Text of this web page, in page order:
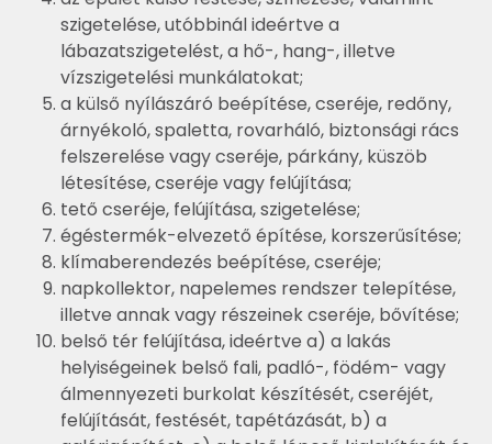
szigetelése, utóbbinál ideértve a
lábazatszigetelést, a hő-, hang-, illetve
vízszigetelési munkálatokat;
a külső nyílászáró beépítése, cseréje, redőny,
árnyékoló, spaletta, rovarháló, biztonsági rács
felszerelése vagy cseréje, párkány, küszöb
létesítése, cseréje vagy felújítása;
tető cseréje, felújítása, szigetelése;
égéstermék-elvezető építése, korszerűsítése;
klímaberendezés beépítése, cseréje;
napkollektor, napelemes rendszer telepítése,
illetve annak vagy részeinek cseréje, bővítése;
belső tér felújítása, ideértve a) a lakás
helyiségeinek belső fali, padló-, födém- vagy
álmennyezeti burkolat készítését, cseréjét,
felújítását, festését, tapétázását, b) a